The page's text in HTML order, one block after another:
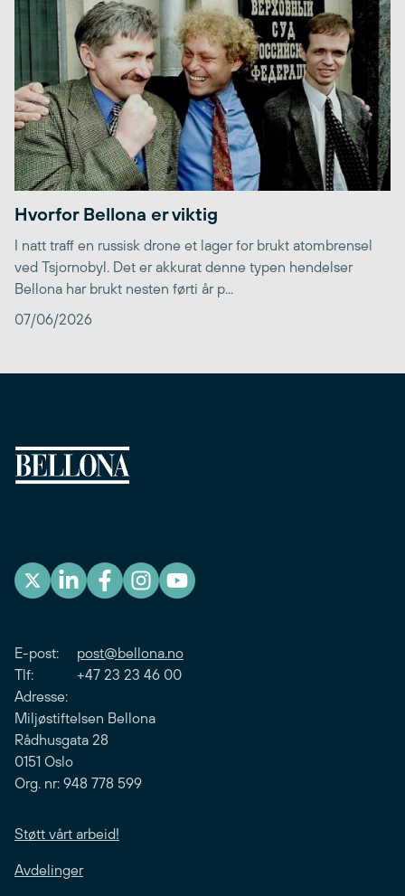
Hvorfor Bellona er viktig
I natt traff en russisk drone et lager for brukt atombrensel
ved Tsjornobyl. Det er akkurat denne typen hendelser
Bellona har brukt nesten førti år p...
07/06/2026
E-post: post@bellona.no
Tlf: +47 23 23 46 00
Adresse:
Miljøstiftelsen Bellona
Rådhusgata 28
0151 Oslo
Org. nr: 948 778 599
Støtt vårt arbeid!
Avdelinger